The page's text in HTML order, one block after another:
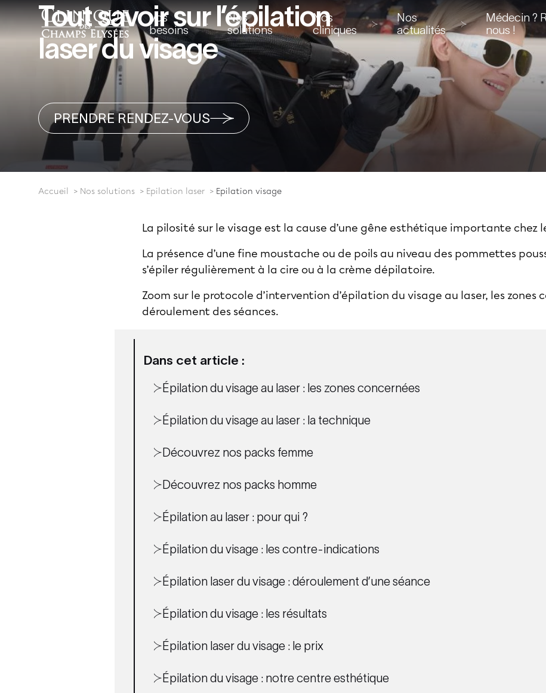
Vos
besoins
Nos
solutions
Nos
cliniques
Nos
actualités
Médecin ?
nous !
Tout savoir sur l’épilation
laser du visage
PRENDRE RENDEZ-VOUS
Accueil Nos solutions Epilation laser Epilation visage
Dans cet article :
Épilation du visage au laser : les zones concernées
Épilation du visage au laser : la technique
Découvrez nos packs femme
Découvrez nos packs homme
Épilation au laser : pour qui ?
Épilation du visage : les contre-indications
Épilation laser du visage : déroulement d’une séance
Épilation du visage : les résultats
Épilation laser du visage : le prix
Épilation du visage : notre centre esthétique
La pilosité sur le visage est la cause d’une gêne esthétique importante chez
La présence d’une fine moustache ou de poils au niveau des pommettes
s’épiler régulièrement à la cire ou à la crème dépilatoire.
Zoom sur le protocole d’intervention d’épilation du visage au laser, les zones
déroulement des séances.